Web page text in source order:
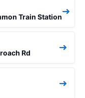
Train Station
Rd